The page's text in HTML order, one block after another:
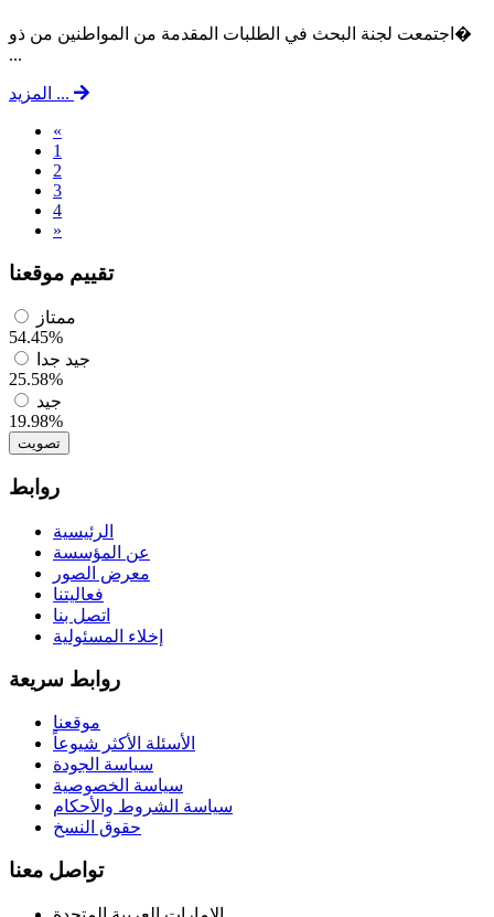
اجتمعت لجنة البحث في الطلبات المقدمة من المواطنين من ذو�
...
المزيد ...
«
1
2
3
4
»
تقييم موقعنا
ممتاز
54.45%
جيد جدا
25.58%
جيد
19.98%
تصويت
روابط
الرئيسية
عن المؤسسة
معرض الصور
فعاليتنا
اتصل بنا
إخلاء المسئولية
روابط سريعة
موقعنا
الأسئلة الأكثر شيوعاً
سياسة الجودة
سياسة الخصوصية
سياسة الشروط والأحكام
حقوق النسخ
تواصل معنا